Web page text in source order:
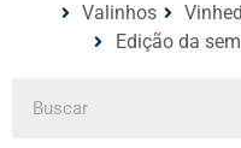
Valinhos
Edição da